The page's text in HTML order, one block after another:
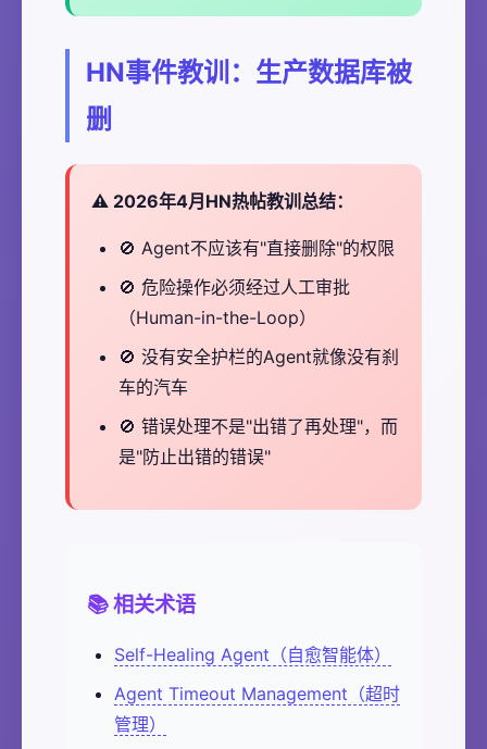
HN事件教训：生产数据库被
删
2026年4月HN热帖教训总结：
🚫 Agent不应该有"直接删除"的权限
🚫 危险操作必须经过人工审批
（Human-in-the-Loop）
🚫 没有安全护栏的Agent就像没有刹
车的汽车
🚫 错误处理不是"出错了再处理"，而
是"防止出错的错误"
📚 相关术语
Self-Healing Agent（自愈智能体）
Agent Timeout Management（超时
管理）